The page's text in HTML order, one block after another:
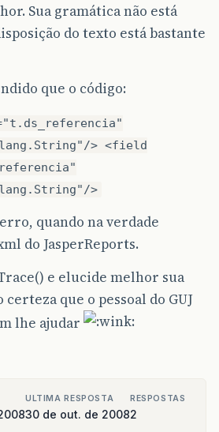
Sua gramática não está
do texto está bastante
que o código:
> <field
>
quando na verdade
do JasperReports.
e elucide melhor sua
certeza que o pessoal do GUJ
lhe ajudar
ULTIMA RESPOSTA
30 de out. de 2008
RESPOSTAS
2